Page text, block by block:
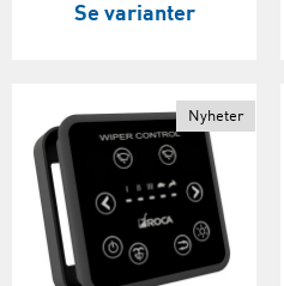
Se varianter
Nyheter